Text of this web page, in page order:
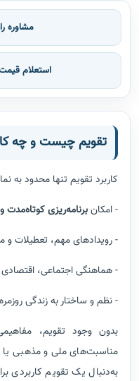
مشاوره
استعلام قیمت
تقویم چیست و چه
کاربرد تقویم تنها محدود به
- امکانبرنامه‌ریزی کوتاه‌مدت
- رویدادهای مهم، تعطیلات
- هماهنگی اجتماعی،
- نظم و ساختار به زندگی
بدون وجود تقویم،
مناسبت‌های ملی و مذهبی یا
به‌دنبال یک تقویم کاربردی